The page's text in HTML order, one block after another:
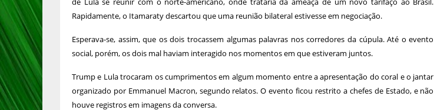
Rapidamente, o Itamaraty descartou que uma reunião bilateral estivesse em negociação.
Esperava-se, assim, que os dois trocassem algumas palavras nos corredores da cúpula. Até o evento
social, porém, os dois mal haviam interagido nos momentos em que estiveram juntos.
Trump e Lula trocaram os cumprimentos em algum momento entre a apresentação do coral e o jantar
organizado por Emmanuel Macron, segundo relatos. O evento ficou restrito a chefes de Estado, e não
houve registros em imagens da conversa.